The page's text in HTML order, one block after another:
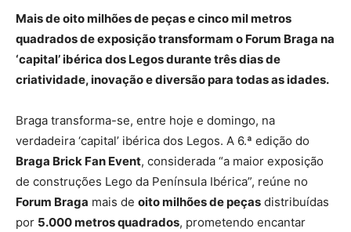
Mais de oito milhões de peças e cinco mil metros
quadrados de exposição transformam o Forum Braga na
‘capital’ ibérica dos Legos durante três dias de
criatividade, inovação e diversão para todas as idades.
Braga transforma-se, entre hoje e domingo, na
verdadeira ‘capital’ ibérica dos Legos. A 6.ª edição do
Braga Brick Fan Event, considerada “a maior exposição
de construções Lego da Península Ibérica”, reúne no
Forum Braga mais de oito milhões de peças distribuídas
por 5.000 metros quadrados, prometendo encantar